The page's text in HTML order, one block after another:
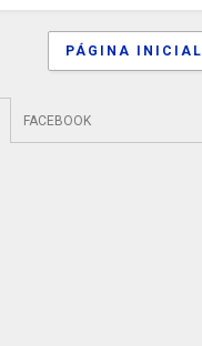
PÁGINA INICIAL
FACEBOOK